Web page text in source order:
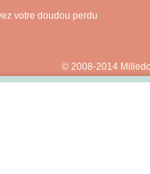
votre doudou perdu
© 2008-2014